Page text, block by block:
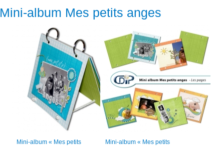
Mini-album Mes petits anges
Mini-album « Mes petits
Mini-album « Mes petits